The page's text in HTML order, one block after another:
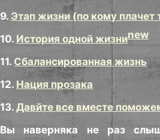
9. Этап жизни (по кому
10. История одной жизниnew
11. Сбалансированная жизнь
12. Нация прозака
13.Давйте все вместе
Вы наверняка не раз